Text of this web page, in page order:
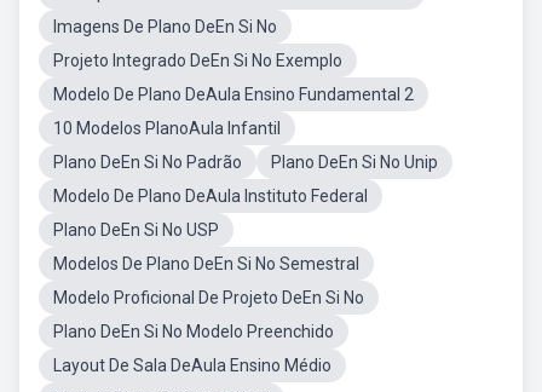
Imagens De Plano DeEn Si No
Projeto Integrado DeEn Si No Exemplo
Modelo De Plano DeAula Ensino Fundamental 2
10 Modelos PlanoAula Infantil
Plano DeEn Si No Padrão
Plano DeEn Si No Unip
Modelo De Plano DeAula Instituto Federal
Plano DeEn Si No USP
Modelos De Plano DeEn Si No Semestral
Modelo Proficional De Projeto DeEn Si No
Plano DeEn Si No Modelo Preenchido
Layout De Sala DeAula Ensino Médio